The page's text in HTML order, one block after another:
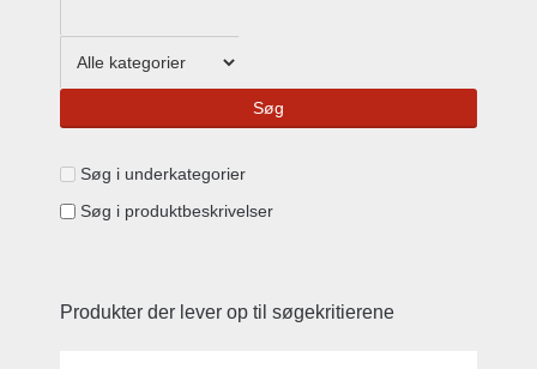
Søg i underkategorier
Søg i produktbeskrivelser
Produkter der lever op til søgekritierene